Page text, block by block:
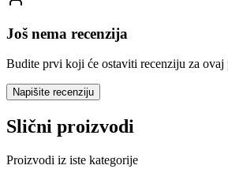
Još nema recenzija
Budite prvi koji će ostaviti recenziju za ovaj
Napišite recenziju
Slični proizvodi
Proizvodi iz iste kategorije